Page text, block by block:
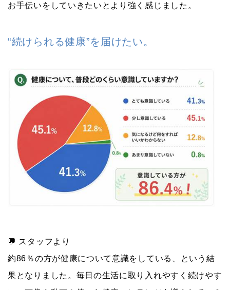
お手伝いをしていきたいとより強く感じました。
“続けられる健康”を届けたい。
💬 スタッフより
約86％の方が健康について意識をしている、という結
果となりました。毎日の生活に取り入れやすく続けやす